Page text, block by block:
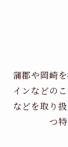
蒲郡や岡崎
インなどの
などを取り
つ